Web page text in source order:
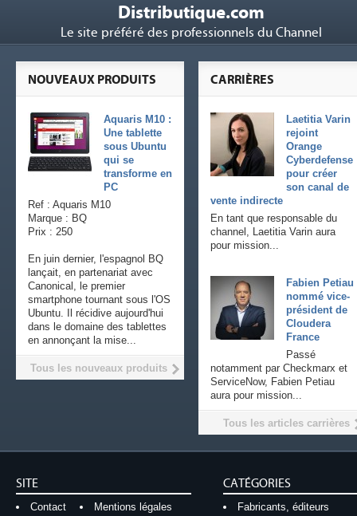
Distributique.com
Le site préféré des professionnels du Channel
CARRIÈRES
Laetitia Varin
rejoint
Orange
Cyberdefense
pour créer
son canal de
vente indirecte
En tant que responsable du
channel, Laetitia Varin aura
pour mission...
Fabien Petiau
nommé vice-
président de
Cloudera
France
Passé
notamment par Checkmarx et
ServiceNow, Fabien Petiau
aura pour mission...
Tous les articles carrières
NOUVEAUX PRODUITS
Aquaris M10 :
Une tablette
sous Ubuntu
qui se
transforme en
PC
Ref : Aquaris M10
Marque : BQ
Prix : 250
En juin dernier, l'espagnol BQ
lançait, en partenariat avec
Canonical, le premier
smartphone tournant sous l'OS
Ubuntu. Il récidive aujourd'hui
dans le domaine des tablettes
en annonçant la mise...
Tous les nouveaux produits
SITE
Contact
Mentions légales
CATÉGORIES
Fabricants, éditeurs